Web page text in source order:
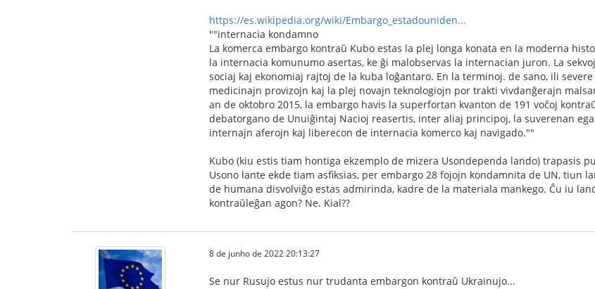
https://es.wikipedia.org/wiki/Embargo_estadouniden...
""internacia kondamno
La komerca embargo kontraŭ Kubo estas la plej longa konata en la moderna
la internacia komunumo asertas, ke ĝi malobservas la internacian juron. La
sociaj kaj ekonomiaj rajtoj de la kuba loĝantaro. En la terminoj. de sano, ili
medicinajn provizojn kaj la plej novajn teknologiojn por trakti vivdanĝerajn
an de oktobro 2015, la embargo havis la superfortan kvanton de 191 voĉoj
debatorgano de Unuiĝintaj Nacioj reasertis, inter aliaj principoj, la suverenan
internajn aferojn kaj liberecon de internacia komerco kaj navigado.""
Kubo (kiu estis tiam hontiga ekzemplo de mizera Usondependa lando) trapasis
Usono lante ekde tiam asfiksias, per embargo 28 fojojn kondamnita de UN, tiun
de humana disvolviĝo estas admirinda, kadre de la materiala mankego. Ĉu iu
kontraŭleĝan agon? Ne. Kial??
8 de junho de 2022 20:13:27
Se nur Rusujo estus nur trudanta embargon kontraŭ Ukrainujo...